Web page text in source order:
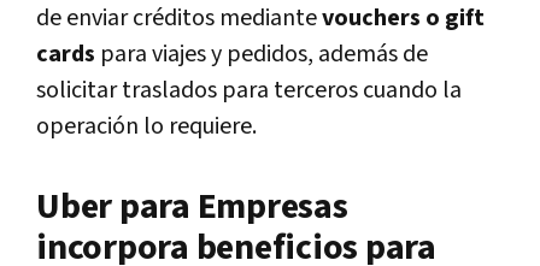
de enviar créditos mediantevouchers o gift
cards para viajes y pedidos, además de
solicitar traslados para terceros cuando la
operación lo requiere.
Uber para Empresas
incorpora beneficios para